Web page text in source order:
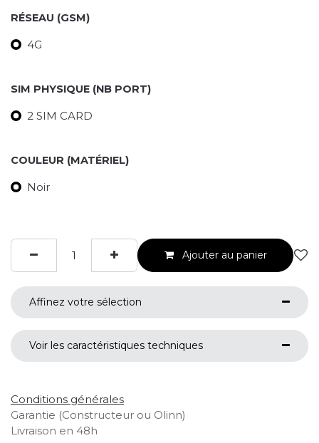
RÉSEAU (GSM)
4G
SIM PHYSIQUE (NB PORT)
2 SIM CARD
COULEUR (MATÉRIEL)
Noir
Ajouter au panier
Affinez votre sélection
Voir les caractéristiques techniques
Conditions générales
Garantie (Constructeur ou Olinn)
Livraison en 48h